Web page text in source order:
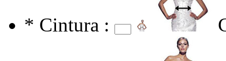
* Cintura :